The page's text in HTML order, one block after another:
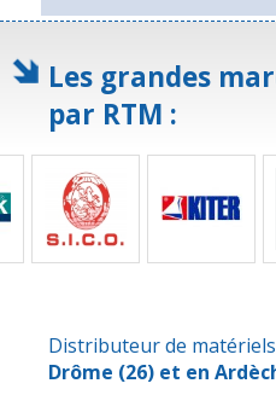
Les grandes
par RTM :
Distributeur de
Drôme (26) et en